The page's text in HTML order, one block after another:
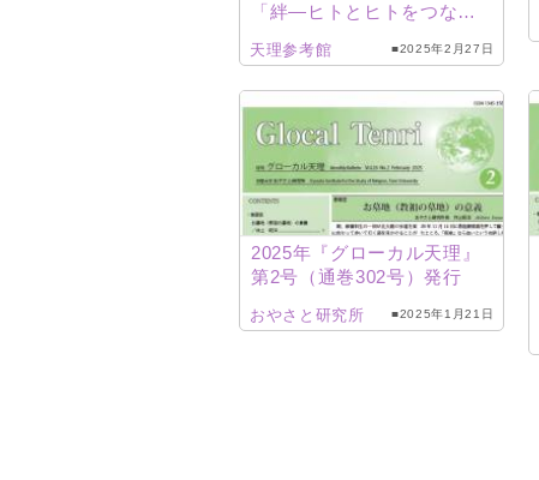
「絆―ヒトとヒトをつなぐ
天理参考館 ■2025年2月27日
2025年『グローカル天理』
第2号（通巻302号）発行
おやさと研究所 ■2025年1月21日